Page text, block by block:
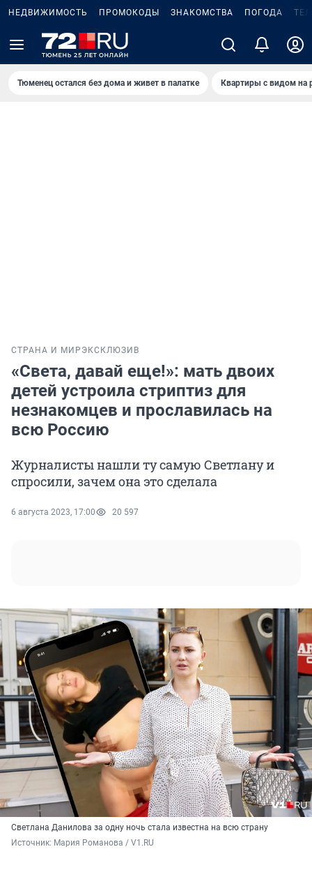
НЕДВИЖИМОСТЬ ПРОМОКОДЫ ЗНАКОМСТВА ПОГОДА
Тюменец остался без дома и живет в палатке Квартиры с видом на
СТРАНА И МИР ЭКСКЛЮЗИВ
«Света, давай еще!»: мать двоих
детей устроила стриптиз для
незнакомцев и прославилась на
всю Россию
Журналисты нашли ту самую Светлану и
спросили, зачем она это сделала
6 августа 2023, 17:00 20 597
Светлана Данилова за одну ночь стала известна на всю страну
Источник: Мария Романова / V1.RU